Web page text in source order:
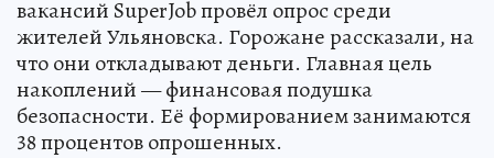
вакансий SuperJob провёл опрос среди
жителей Ульяновска. Горожане рассказали, на
что они откладывают деньги. Главная цель
накоплений — финансовая подушка
безопасности. Её формированием занимаются
38 процентов опрошенных.